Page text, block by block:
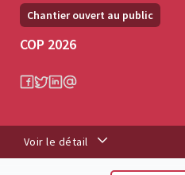
Chantier ouvert au public
COP 2026
Voir le détail